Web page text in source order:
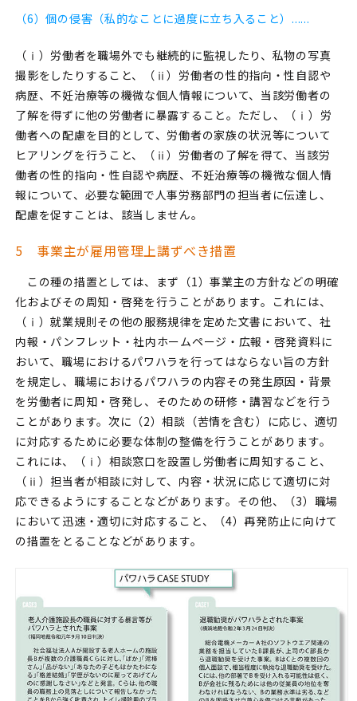
（6）個の侵害（私的なことに過度に立ち入ること）......
（ⅰ）労働者を職場外でも継続的に監視したり、私物の写真
撮影をしたりすること、（ⅱ）労働者の性的指向・性自認や
病歴、不妊治療等の機微な個人情報について、当該労働者の
了解を得ずに他の労働者に暴露すること。ただし、（ⅰ）労
働者への配慮を目的として、労働者の家族の状況等について
ヒアリングを行うこと、（ⅱ）労働者の了解を得て、当該労
働者の性的指向・性自認や病歴、不妊治療等の機微な個人情
報について、必要な範囲で人事労務部門の担当者に伝達し、
配慮を促すことは、該当しません。
5 事業主が雇用管理上講ずべき措置
この種の措置としては、まず（1）事業主の方針などの明確
化およびその周知・啓発を行うことがあります。これには、
（ⅰ）就業規則その他の服務規律を定めた文書において、社
内報・パンフレット・社内ホームページ・広報・啓発資料に
おいて、職場におけるパワハラを行ってはならない旨の方針
を規定し、職場におけるパワハラの内容その発生原因・背景
を労働者に周知・啓発し、そのための研修・講習などを行う
ことがあります。次に（2）相談（苦情を含む）に応じ、適切
に対応するために必要な体制の整備を行うことがあります。
これには、（ⅰ）相談窓口を設置し労働者に周知すること、
（ⅱ）担当者が相談に対して、内容・状況に応じて適切に対
応できるようにすることなどがあります。その他、（3）職場
において迅速・適切に対応すること、（4）再発防止に向けて
の措置をとることなどがあります。